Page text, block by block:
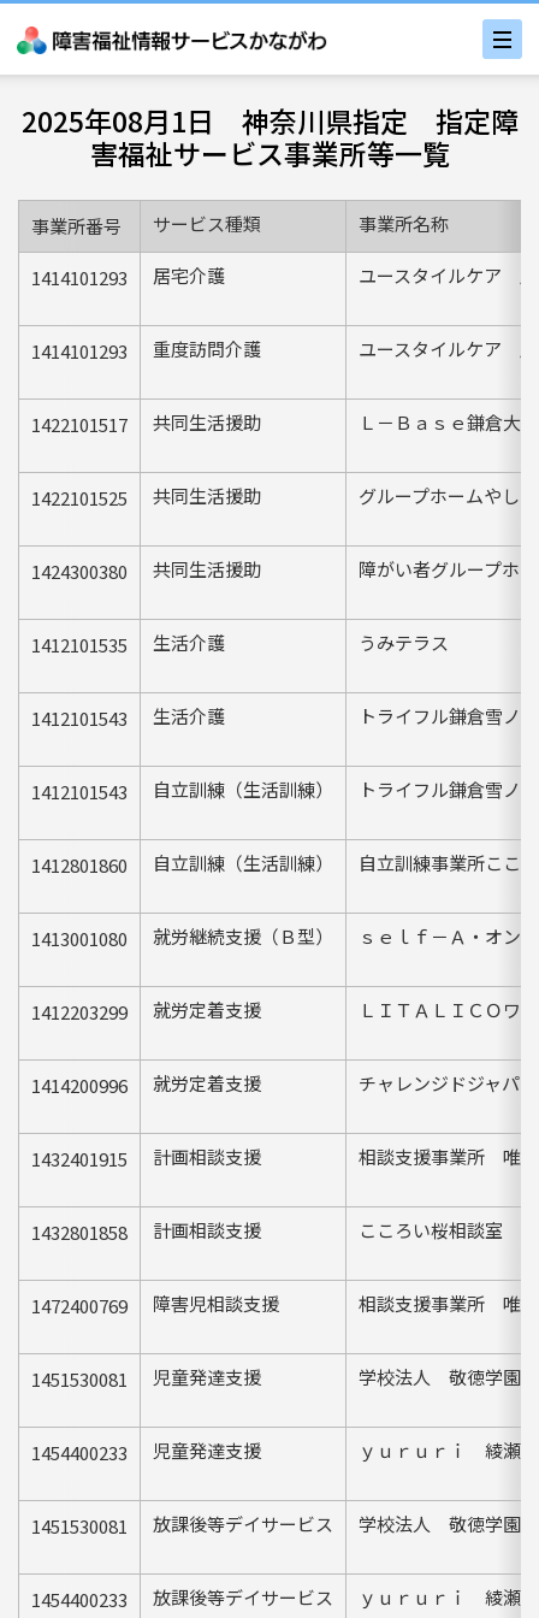
2025年08月1日 神奈川県指定 指定障
害福祉サービス事業所等一覧
事業所番号 サービス種類 事業所名称
1414101293 居宅介護 ユースタイルケア
1414101293 重度訪問介護 ユースタイルケア
1422101517 共同生活援助 Ｌ－Ｂａｓｅ鎌倉大船
1422101525 共同生活援助 グループホームやし
1424300380 共同生活援助 障がい者グループホ
1412101535 生活介護 うみテラス
1412101543 生活介護 トライフル鎌倉雪ノ下
1412101543 自立訓練（生活訓練） トライフル鎌倉雪ノ下
1412801860 自立訓練（生活訓練） 自立訓練事業所ここ
1413001080 就労継続支援（Ｂ型） ｓｅｌｆ－Ａ・オン
1412203299 就労定着支援 ＬＩＴＡＬＩＣＯワ
1414200996 就労定着支援 チャレンジドジャパ
1432401915 計画相談支援 相談支援事業所 唯心
1432801858 計画相談支援 こころい桜相談室
1472400769 障害児相談支援 相談支援事業所 唯心
1451530081 児童発達支援 学校法人 敬徳学園
1454400233 児童発達支援 ｙｕｒｕｒｉ 綾瀬
1451530081 放課後等デイサービス 学校法人 敬徳学園
1454400233 放課後等デイサービス ｙｕｒｕｒｉ 綾瀬